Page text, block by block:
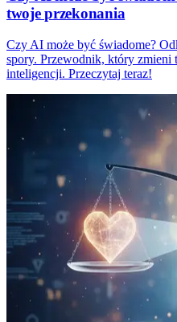
twoje przekonania
Czy AI może być świadome?
spory. Przewodnik, który zmieni
inteligencji. Przeczytaj teraz!